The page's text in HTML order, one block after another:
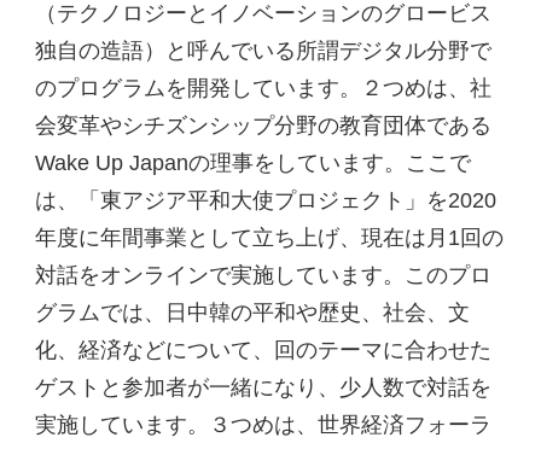
（テクノロジーとイノベーションのグロービス
独自の造語）と呼んでいる所謂デジタル分野で
のプログラムを開発しています。２つめは、社
会変革やシチズンシップ分野の教育団体である
Wake Up Japanの理事をしています。ここで
は、「東アジア平和大使プロジェクト」を2020
年度に年間事業として立ち上げ、現在は月1回の
対話をオンラインで実施しています。このプロ
グラムでは、日中韓の平和や歴史、社会、文
化、経済などについて、回のテーマに合わせた
ゲストと参加者が一緒になり、少人数で対話を
実施しています。３つめは、世界経済フォーラ